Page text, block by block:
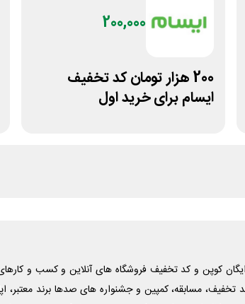
200,000
200 هزار تومان کد تخفیف
ایسام برای خرید اول
کوپن و کد تخفیف فروشگاه های آنلاین و کسب و‌
مسابقه، کمپین و جشنواره های صدها برند معتبر،